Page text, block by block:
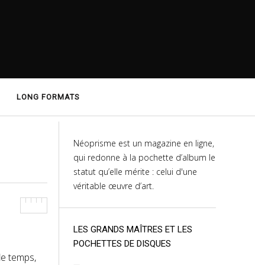
LONG FORMATS
temps,
Néoprisme est un magazine en ligne,
qui redonne à la pochette d’album le
statut qu’elle mérite : celui d'une
véritable œuvre d’art.
LES GRANDS MAÎTRES ET LES
POCHETTES DE DISQUES